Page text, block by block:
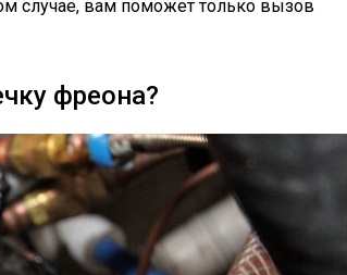
случае, вам поможет только вызов
фреона?